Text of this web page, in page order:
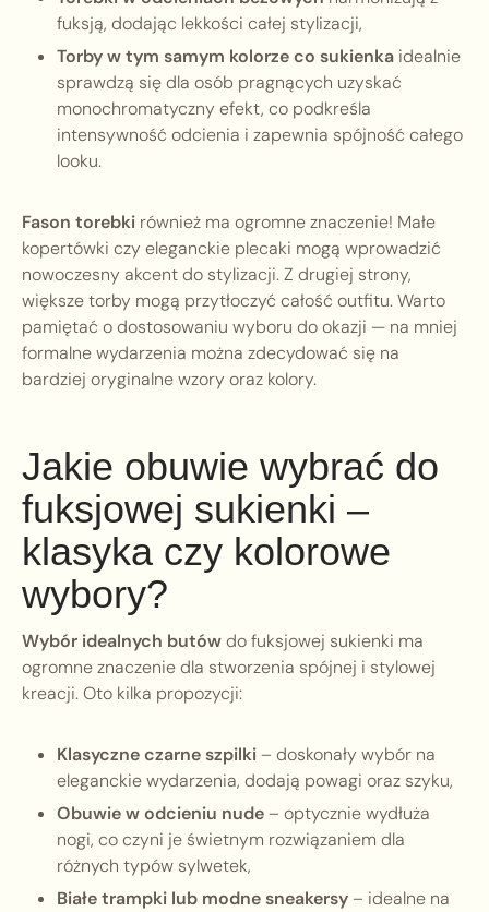
fuksją, dodając lekkości całej stylizacji,
Torby w tym samym kolorze co sukienka idealnie
sprawdzą się dla osób pragnących uzyskać
monochromatyczny efekt, co podkreśla
intensywność odcienia i zapewnia spójność całego
looku.
Fason torebki również ma ogromne znaczenie! Małe
kopertówki czy eleganckie plecaki mogą wprowadzić
nowoczesny akcent do stylizacji. Z drugiej strony,
większe torby mogą przytłoczyć całość outfitu. Warto
pamiętać o dostosowaniu wyboru do okazji — na mniej
formalne wydarzenia można zdecydować się na
bardziej oryginalne wzory oraz kolory.
Jakie obuwie wybrać do
fuksjowej sukienki –
klasyka czy kolorowe
wybory?
Wybór idealnych butówdo fuksjowej sukienki ma
ogromne znaczenie dla stworzenia spójnej i stylowej
kreacji. Oto kilka propozycji:
Klasyczne czarne szpilki– doskonały wybór na
eleganckie wydarzenia, dodają powagi oraz szyku,
Obuwie w odcieniu nude– optycznie wydłuża
nogi, co czyni je świetnym rozwiązaniem dla
różnych typów sylwetek,
Białe trampki lub modne sneakersy– idealne na